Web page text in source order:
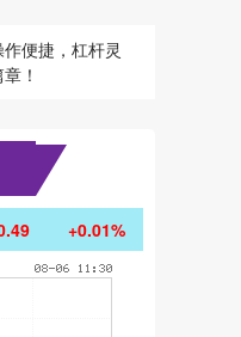
便捷，杠杆灵
！
+0.01%